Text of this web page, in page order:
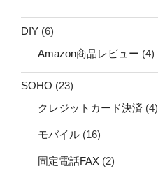
DIY (6)
Amazon商品レビュー (4)
SOHO (23)
クレジットカード決済 (4)
モバイル (16)
固定電話FAX (2)